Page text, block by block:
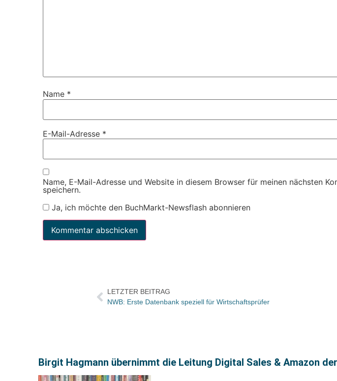
Name *
E-Mail-Adresse *
Name, E-Mail-Adresse und Website in diesem Browser für meinen nächsten
speichern.
Ja, ich möchte den BuchMarkt-Newsflash abonnieren
LETZTER BEITRAG
NWB: Erste Datenbank speziell für Wirtschaftsprüfer
Birgit Hagmann übernimmt die Leitung Digital Sales & Amazon